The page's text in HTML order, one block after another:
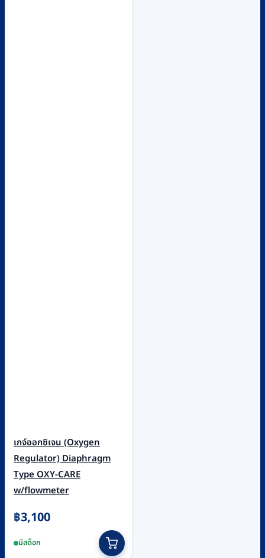
เกจ์ออกซิเจน (Oxygen
Regulator) Diaphragm
Type OXY-CARE
w/flowmeter
฿3,100
มีสต็อก